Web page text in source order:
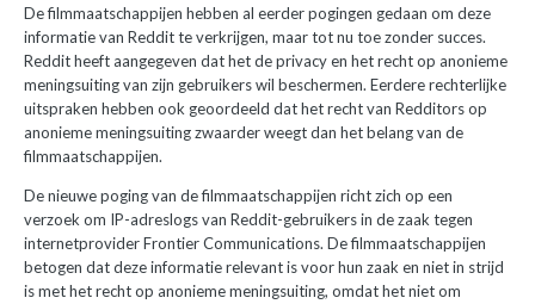
De filmmaatschappijen hebben al eerder pogingen gedaan om deze
informatie van Reddit te verkrijgen, maar tot nu toe zonder succes.
Reddit heeft aangegeven dat het de privacy en het recht op anonieme
meningsuiting van zijn gebruikers wil beschermen. Eerdere rechterlijke
uitspraken hebben ook geoordeeld dat het recht van Redditors op
anonieme meningsuiting zwaarder weegt dan het belang van de
filmmaatschappijen.
De nieuwe poging van de filmmaatschappijen richt zich op een
verzoek om IP-adreslogs van Reddit-gebruikers in de zaak tegen
internetprovider Frontier Communications. De filmmaatschappijen
betogen dat deze informatie relevant is voor hun zaak en niet in strijd
is met het recht op anonieme meningsuiting, omdat het niet om